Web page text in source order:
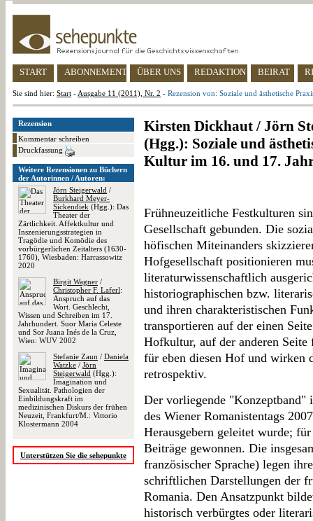
START ABONNEMENT ÜBER UNS REDAKTION BEIRAT
Sie sind hier: Start - Ausgabe 11 (2011), Nr. 2 - Rezension von: Soziale und ästhetische
Rezension
Kommentar schreiben
Druckfassung
Weitere Rezensionen zu Büchern
der Autorinnen / Autoren:
Jörn Steigerwald /
Burkhard Meyer-
Sickendiek (Hgg.): Das
Theater der
Zärtlichkeit. Affektkultur und
Inszenierungsstrategien in
Tragödie und Komödie des
vorbürgerlichen Zeitalters (1630-
1760), Wiesbaden: Harrassowitz
2020
Birgit Wagner /
Christopher F. Laferl:
Anspruch auf das
Wort. Geschlecht,
Wissen und Schreiben im 17.
Jahrhundert. Suor Maria Celeste
und Sor Juana Inés de la Cruz,
Wien: WUV 2002
Stefanie Zaun / Daniela
Watzke / Jörn
Steigerwald (Hgg.):
Imagination und
Sexualität. Pathologien der
Einbildungskraft im
medizinischen Diskurs der frühen
Neuzeit, Frankfurt/M.: Vittorio
Klostermann 2004
Unterstützen Sie die sehepunkte
Kirsten Dickhaut / Jörn
(Hgg.): Soziale und
Kultur im 16. und 17.
Frühneuzeitliche Festkulturen
Gesellschaft gebunden. Die
höfischen Miteinanders
Hofgesellschaft positionieren
literaturwissenschaftlich
historiographischen bzw.
und ihren charakteristischen
transportieren auf der einen
Hofkultur, auf der anderen Seite
für eben diesen Hof und wirken
retrospektiv.
Der vorliegende "Konzeptband"
des Wiener Romanistentags
Herausgebern geleitet wurde;
Beiträge gewonnen. Die
französischer Sprache) legen
schriftlichen Darstellungen der
Romania. Den Ansatzpunkt
historisch verbürgtes oder